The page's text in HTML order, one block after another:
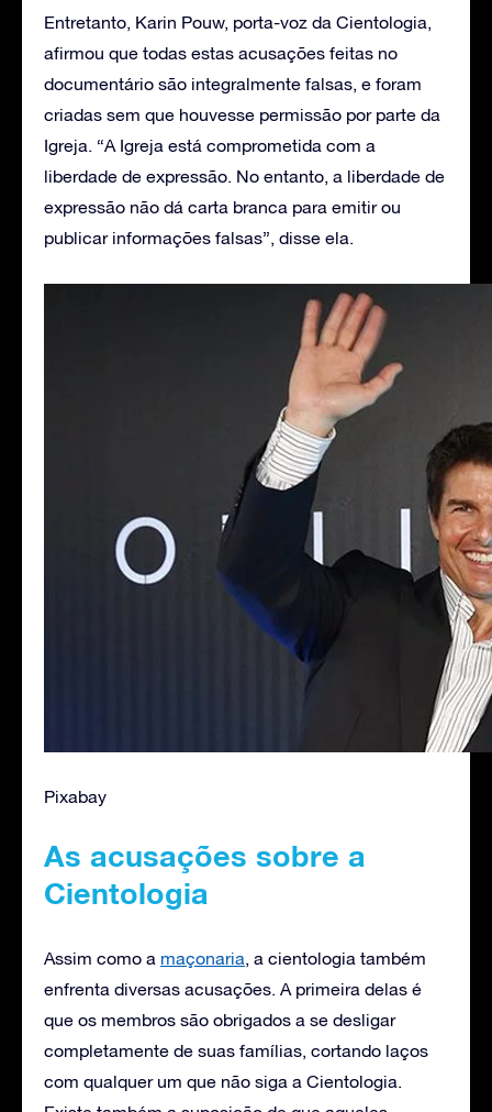
Entretanto, Karin Pouw, porta-voz da Cientologia,
afirmou que todas estas acusações feitas no
documentário são integralmente falsas, e foram
criadas sem que houvesse permissão por parte da
Igreja. “A Igreja está comprometida com a
liberdade de expressão. No entanto, a liberdade de
expressão não dá carta branca para emitir ou
publicar informações falsas”, disse ela.
Pixabay
As acusações sobre a
Cientologia
Assim como a maçonaria, a cientologia também
enfrenta diversas acusações. A primeira delas é
que os membros são obrigados a se desligar
completamente de suas famílias, cortando laços
com qualquer um que não siga a Cientologia.